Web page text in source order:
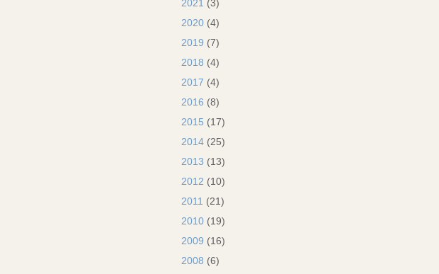
2021 (3)
2020(4)
2019 (7)
2018 (4)
2017 (4)
2016 (8)
2015 (17)
2014(25)
2013 (13)
2012 (10)
2011 (21)
2010(19)
2009 (16)
2008 (6)